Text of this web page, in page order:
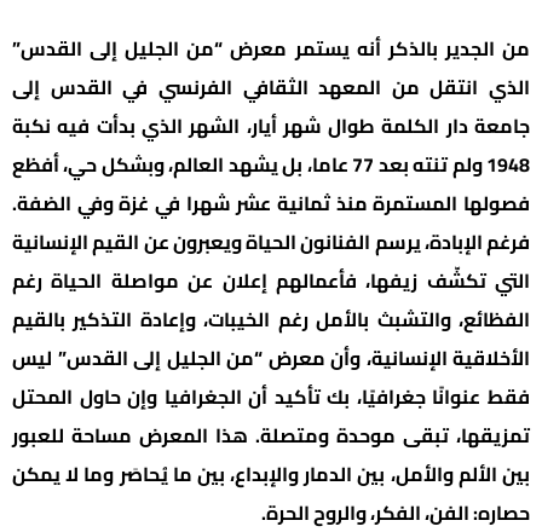
من الجدير بالذكر أنه يستمر معرض “من الجليل إلى القدس”
الذي انتقل من المعهد الثقافي الفرنسي في القدس إلى
جامعة دار الكلمة طوال شهر أيار، الشهر الذي بدأت فيه نكبة
1948 ولم تنته بعد 77 عاما، بل يشهد العالم، وبشكل حي، أفظع
فصولها المستمرة منذ ثمانية عشر شهرا في غزة وفي الضفة.
فرغم الإبادة، يرسم الفنانون الحياة ويعبرون عن القيم الإنسانية
التي تكشّف زيفها، فأعمالهم إعلان عن مواصلة الحياة رغم
الفظائع، والتشبث بالأمل رغم الخيبات، وإعادة التذكير بالقيم
الأخلاقية الإنسانية، وأن معرض “من الجليل إلى القدس” ليس
فقط عنوانًا جغرافيًا، بك تأكيد أن الجغرافيا وإن حاول المحتل
تمزيقها، تبقى موحدة ومتصلة. هذا المعرض مساحة للعبور
بين الألم والأمل، بين الدمار والإبداع، بين ما يُحاصَر وما لا يمكن
حصاره: الفن، الفكر، والروح الحرة.